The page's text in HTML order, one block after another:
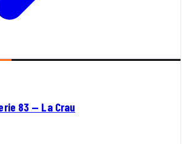
83 — La Crau